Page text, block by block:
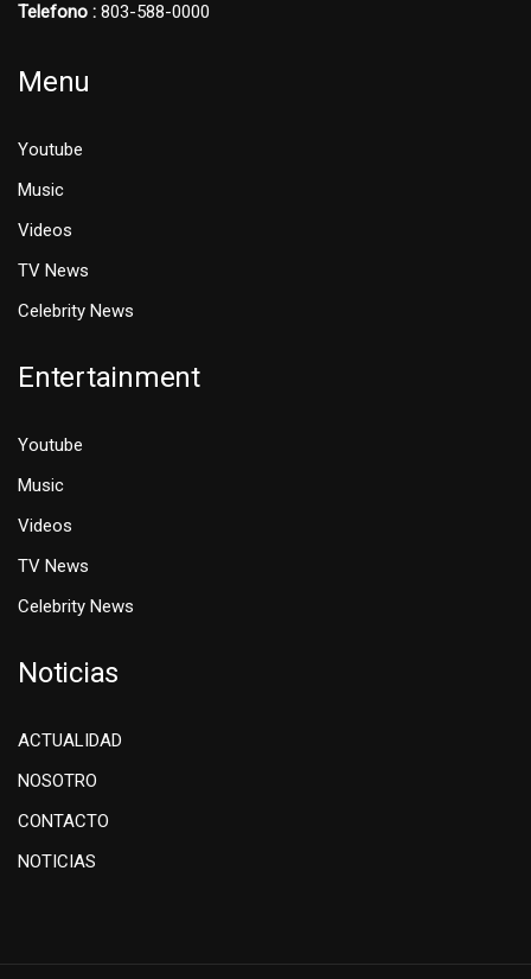
Telefono : 803-588-0000
Menu
Youtube
Music
Videos
TV News
Celebrity News
Entertainment
Youtube
Music
Videos
TV News
Celebrity News
Noticias
ACTUALIDAD
NOSOTRO
CONTACTO
NOTICIAS